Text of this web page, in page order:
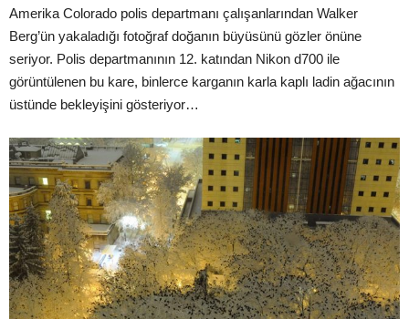
Amerika Colorado polis departmanı çalışanlarından Walker
Berg’ün yakaladığı fotoğraf doğanın büyüsünü gözler önüne
seriyor. Polis departmanının 12. katından Nikon d700 ile
görüntülenen bu kare, binlerce karganın karla kaplı ladin ağacının
üstünde bekleyişini gösteriyor…